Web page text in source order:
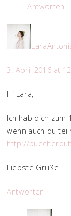
Antworten
3. April 2016 at
Hi Lara,
Ich hab dich zum
wenn auch du
http://
Liebste Grüße
Antworten